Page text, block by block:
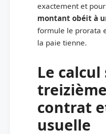
exactement et
montant obéit à
formule le prorata
la paie tienne.
Le
contrat
usuelle